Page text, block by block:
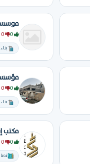
موسسة
0
0
0
0
مكتب
0
0